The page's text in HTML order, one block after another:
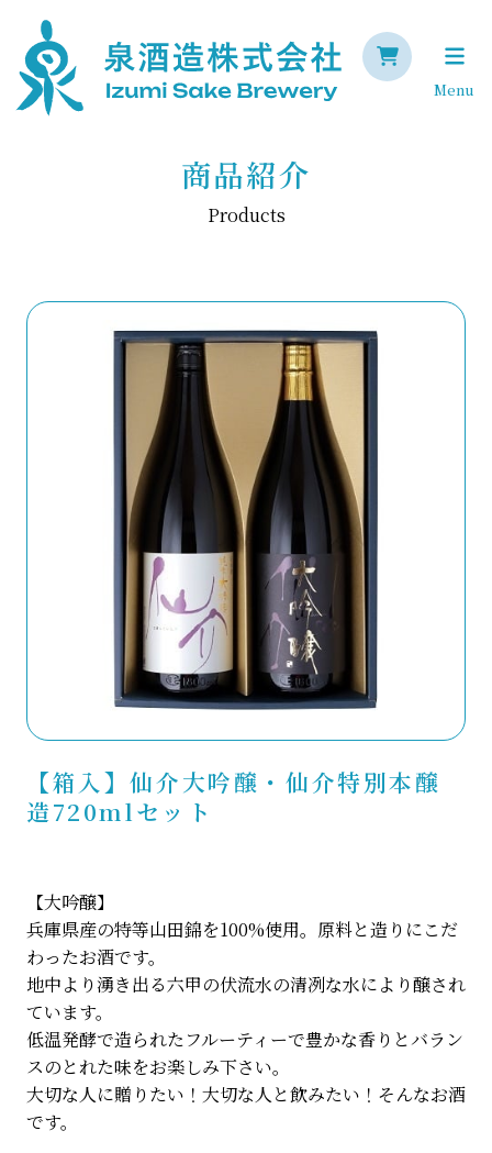
Menu
商品紹介
Products
【箱入】仙介大吟醸・仙介特別本醸
造720mlセット
【大吟醸】
兵庫県産の特等山田錦を100%使用。原料と造りにこだ
わったお酒です。
地中より湧き出る六甲の伏流水の清冽な水により醸され
ています。
低温発酵で造られたフルーティーで豊かな香りとバラン
スのとれた味をお楽しみ下さい。
大切な人に贈りたい！大切な人と飲みたい！そんなお酒
です。